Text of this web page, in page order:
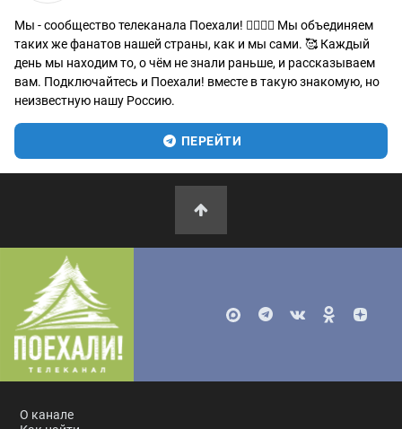
Мы - сообщество телеканала Поехали! 🙋‍♂️🙋‍♀️ Мы объединяем
таких же фанатов нашей страны, как и мы сами. 🥰 Каждый
день мы находим то, о чём не знали раньше, и рассказываем
вам. Подключайтесь и Поехали! вместе в такую знакомую, но
неизвестную нашу Россию.
ПЕРЕЙТИ
О канале